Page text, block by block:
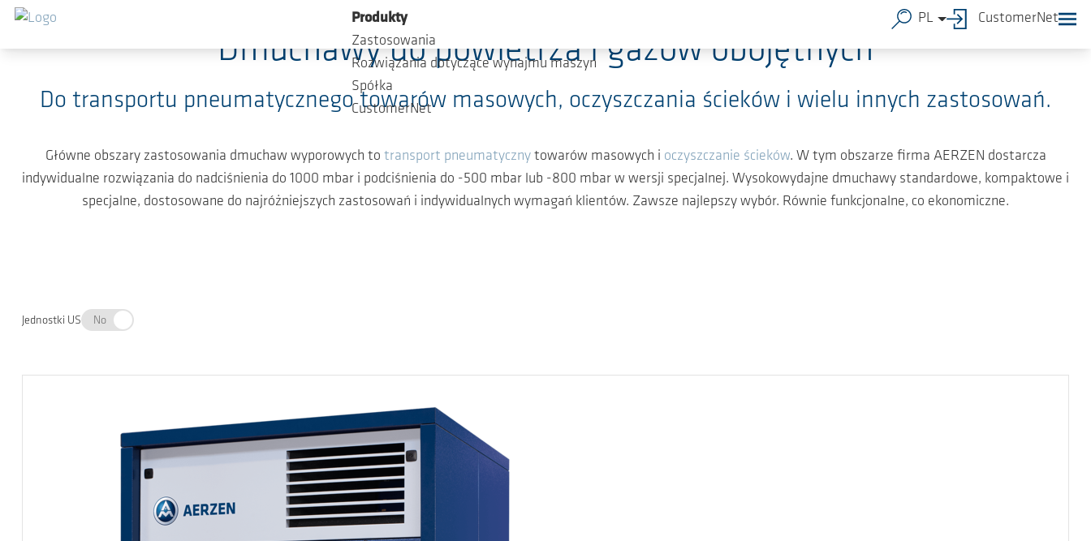
Przejdź do głównej zawartości
Produkty
Zastosowania
Rozwiązania dotyczące wynajmu maszyn
Spółka
CustomerNet
PL CustomerNet
Dmuchawy do powietrza i gazów obojętnych
Do transportu pneumatycznego towarów masowych, oczyszczania ścieków i wielu innych zastosowań.
Główne obszary zastosowania dmuchaw wyporowych to transport pneumatycznytowarów masowych i oczyszczanie ścieków. W tym obszarze firma AERZEN dostarcza
indywidualne rozwiązania do nadciśnienia do 1000 mbar i podciśnienia do -500 mbar lub -800 mbar w wersji specjalnej. Wysokowydajne dmuchawy standardowe, kompaktowe i
specjalne, dostosowane do najróżniejszych zastosowań i indywidualnych wymagań klientów. Zawsze najlepszy wybór. Równie funkcjonalne, co ekonomiczne.
Jednostki US No